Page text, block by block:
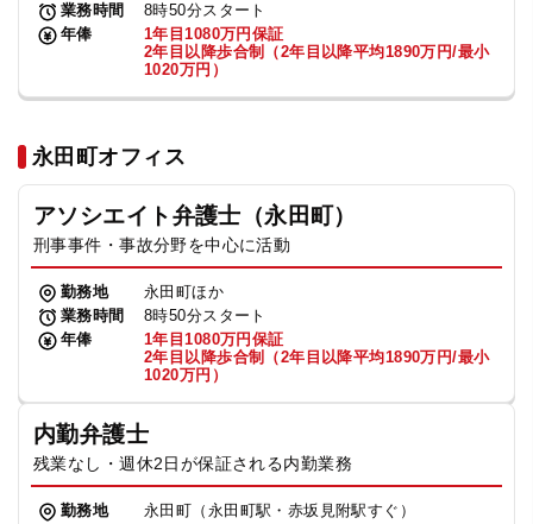
業務時間
8時50分スタート
年俸
1年目1080万円保証
2年目以降歩合制（2年目以降平均1890万円/最小
1020万円）
永田町オフィス
アソシエイト弁護士（永田町）
刑事事件・事故分野を中心に活動
勤務地
永田町ほか
業務時間
8時50分スタート
年俸
1年目1080万円保証
2年目以降歩合制（2年目以降平均1890万円/最小
1020万円）
内勤弁護士
残業なし・週休2日が保証される内勤業務
勤務地
永田町（永田町駅・赤坂見附駅すぐ）